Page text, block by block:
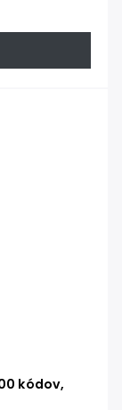
kódov,